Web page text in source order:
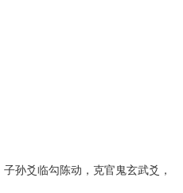
孙爻临勾陈动，克官鬼玄武爻，